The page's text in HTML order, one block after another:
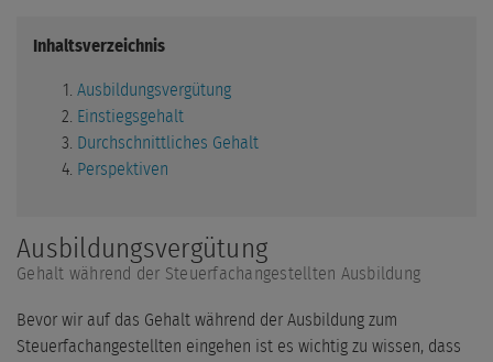
Inhaltsverzeichnis
Ausbildungsvergütung
Einstiegsgehalt
Durchschnittliches Gehalt
Perspektiven
Ausbildungsvergütung
Gehalt während der Steuerfachangestellten Ausbildung
Bevor wir auf das Gehalt während der Ausbildung zum
Steuerfachangestellten eingehen ist es wichtig zu wissen, dass